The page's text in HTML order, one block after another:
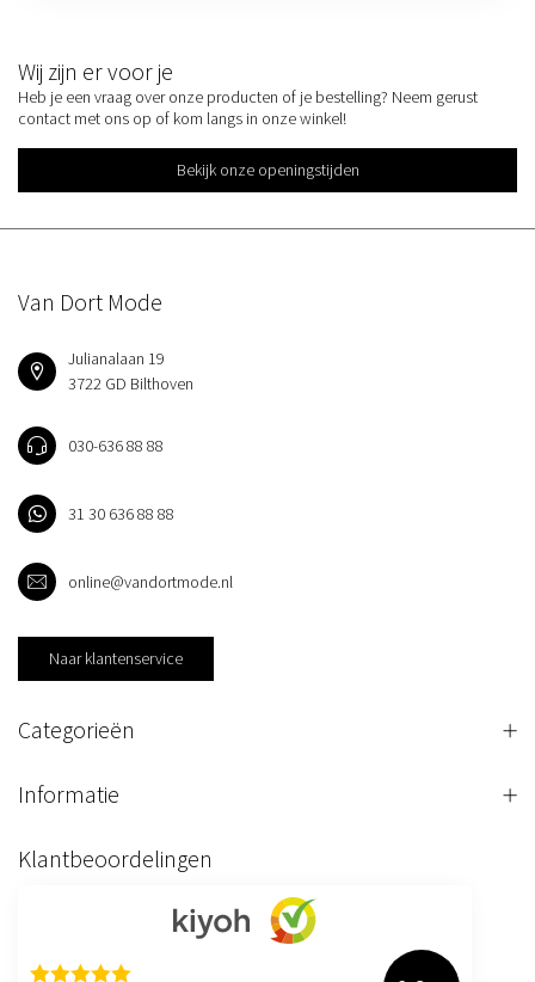
Wij zijn er voor je
Heb je een vraag over onze producten of je bestelling? Neem gerust
contact met ons op of kom langs in onze winkel!
Bekijk onze openingstijden
Van Dort Mode
Julianalaan 19
3722 GD Bilthoven
030-636 88 88
31 30 636 88 88
online@vandortmode.nl
Naar klantenservice
Categorieën
Informatie
Klantbeoordelingen